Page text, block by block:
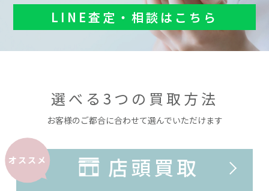
LINE査定・相談はこちら
選べる3つの買取方法
お客様のご都合に合わせて選んでいただけます
オススメ
店頭買取